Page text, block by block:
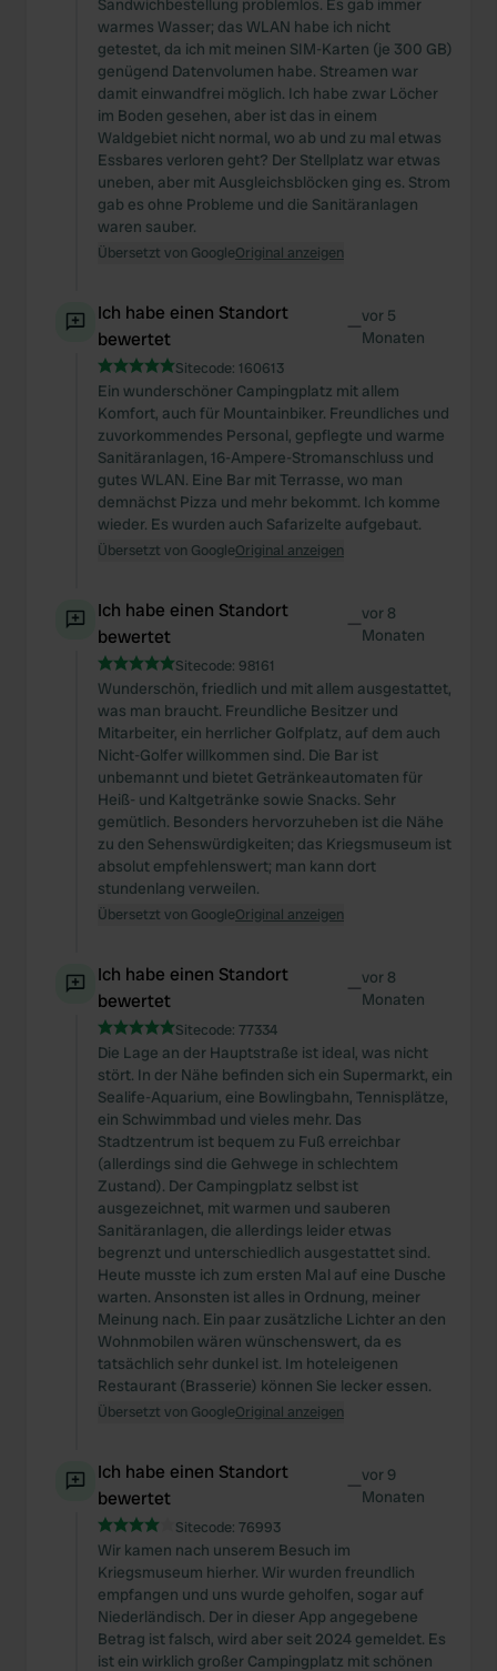
Sandwichbestellung problemlos. Es gab immer
warmes Wasser; das WLAN habe ich nicht
getestet, da ich mit meinen SIM-Karten (je 300 GB)
genügend Datenvolumen habe. Streamen war
damit einwandfrei möglich. Ich habe zwar Löcher
im Boden gesehen, aber ist das in einem
Waldgebiet nicht normal, wo ab und zu mal etwas
Essbares verloren geht? Der Stellplatz war etwas
uneben, aber mit Ausgleichsblöcken ging es. Strom
gab es ohne Probleme und die Sanitäranlagen
waren sauber.
Übersetzt von GoogleOriginal anzeigen
Ich habe einen Standort
bewertet
—vor 5
Monaten
Sitecode: 160613
Ein wunderschöner Campingplatz mit allem
Komfort, auch für Mountainbiker. Freundliches und
zuvorkommendes Personal, gepflegte und warme
Sanitäranlagen, 16-Ampere-Stromanschluss und
gutes WLAN. Eine Bar mit Terrasse, wo man
demnächst Pizza und mehr bekommt. Ich komme
wieder. Es wurden auch Safarizelte aufgebaut.
Übersetzt von GoogleOriginal anzeigen
Ich habe einen Standort
bewertet
—vor 8
Monaten
Sitecode: 98161
Wunderschön, friedlich und mit allem ausgestattet,
was man braucht. Freundliche Besitzer und
Mitarbeiter, ein herrlicher Golfplatz, auf dem auch
Nicht-Golfer willkommen sind. Die Bar ist
unbemannt und bietet Getränkeautomaten für
Heiß- und Kaltgetränke sowie Snacks. Sehr
gemütlich. Besonders hervorzuheben ist die Nähe
zu den Sehenswürdigkeiten; das Kriegsmuseum ist
absolut empfehlenswert; man kann dort
stundenlang verweilen.
Übersetzt von GoogleOriginal anzeigen
Ich habe einen Standort
bewertet
—vor 8
Monaten
Sitecode: 77334
Die Lage an der Hauptstraße ist ideal, was nicht
stört. In der Nähe befinden sich ein Supermarkt, ein
Sealife-Aquarium, eine Bowlingbahn, Tennisplätze,
ein Schwimmbad und vieles mehr. Das
Stadtzentrum ist bequem zu Fuß erreichbar
(allerdings sind die Gehwege in schlechtem
Zustand). Der Campingplatz selbst ist
ausgezeichnet, mit warmen und sauberen
Sanitäranlagen, die allerdings leider etwas
begrenzt und unterschiedlich ausgestattet sind.
Heute musste ich zum ersten Mal auf eine Dusche
warten. Ansonsten ist alles in Ordnung, meiner
Meinung nach. Ein paar zusätzliche Lichter an den
Wohnmobilen wären wünschenswert, da es
tatsächlich sehr dunkel ist. Im hoteleigenen
Restaurant (Brasserie) können Sie lecker essen.
Übersetzt von GoogleOriginal anzeigen
Ich habe einen Standort
bewertet
—vor 9
Monaten
Sitecode: 76993
Wir kamen nach unserem Besuch im
Kriegsmuseum hierher. Wir wurden freundlich
empfangen und uns wurde geholfen, sogar auf
Niederländisch. Der in dieser App angegebene
Betrag ist falsch, wird aber seit 2024 gemeldet. Es
ist ein wirklich großer Campingplatz mit schönen